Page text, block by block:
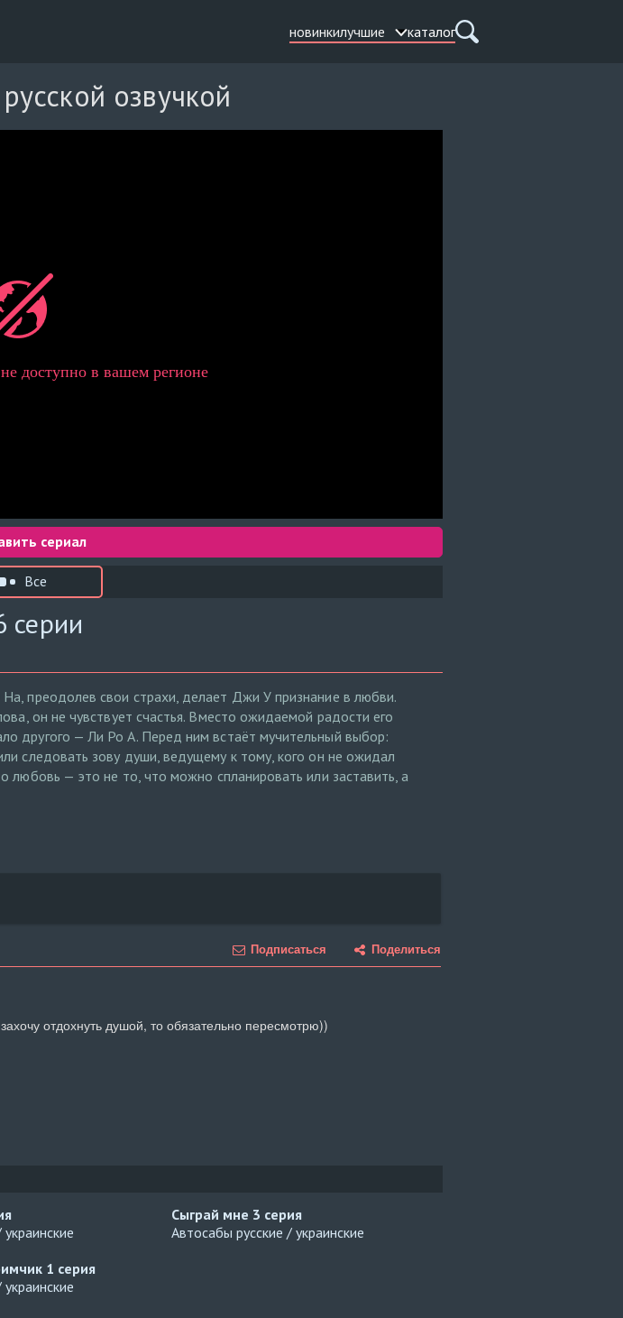
новинкилучшие каталог
озвучкой
сериал
Все
серии
преодолев свои страхи, делает Джи У признание в любви.
он не чувствует счастья. Вместо ожидаемой радости его
другого — Ли Ро А. Перед ним встаёт мучительный выбор:
следовать зову души, ведущему к тому, кого он не ожидал
любовь — это не то, что можно спланировать или заставить, а
Подписаться Поделиться
отдохнуть душой, то обязательно пересмотрю))
Сыграй мне 3 серия
Автосабы русские / украинские
1 серия